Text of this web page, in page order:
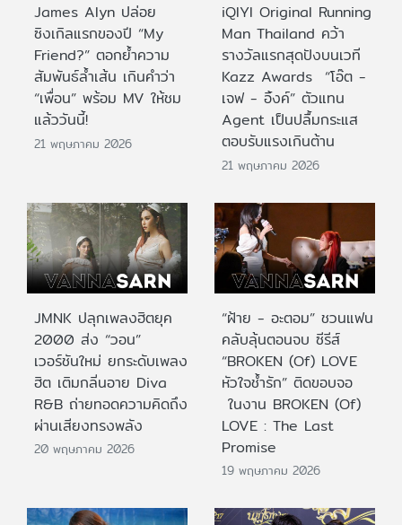
James Alyn ปล่อย
ซิงเกิลแรกของปี “My
Friend?” ตอกย้ำความ
สัมพันธ์ล้ำเส้น เกินคำว่า
“เพื่อน” พร้อม MV ให้ชม
แล้ววันนี้!
21 พฤษภาคม 2026
iQIYI Original Running
Man Thailand คว้า
รางวัลแรกสุดปังบนเวที
Kazz Awards “โอ๊ต -
เจฟ - อิ้งค์” ตัวแทน
Agent เป็นปลื้มกระแส
ตอบรับแรงเกินต้าน
21 พฤษภาคม 2026
JMNK ปลุกเพลงฮิตยุค
2000 ส่ง “วอน”
เวอร์ชันใหม่ ยกระดับเพลง
ฮิต เติมกลิ่นอาย Diva
R&B ถ่ายทอดความคิดถึง
ผ่านเสียงทรงพลัง
20 พฤษภาคม 2026
“ฝ้าย - อะตอม” ชวนแฟน
คลับลุ้นตอนจบ ซีรีส์
“BROKEN (Of) LOVE
หัวใจช้ำรัก” ติดขอบจอ
ในงาน BROKEN (Of)
LOVE : The Last
Promise
19 พฤษภาคม 2026